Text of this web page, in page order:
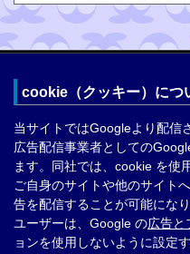
cookie（クッキー）につ
当サイトではGoogleより配信
広告配信事業者としての
ます。同社では、cookie を使
ご自身のサイトや他のサイト
告を配信することが可能になり
ユーザーは、Google の広告と
ョンを使用しないように設定